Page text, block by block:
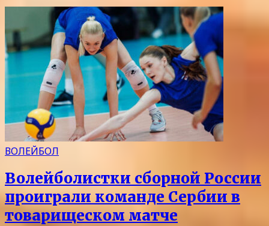
ВОЛЕЙБОЛ
Волейболистки сборной России
проиграли команде Сербии в
товарищеском матче